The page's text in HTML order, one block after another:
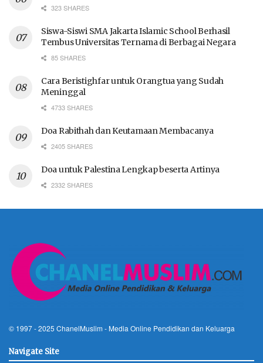
323 SHARES
Siswa-Siswi SMA Jakarta Islamic School Berhasil
Tembus Universitas Ternama di Berbagai Negara
85 SHARES
Cara Beristighfar untuk Orangtua yang Sudah
Meninggal
4733 SHARES
Doa Rabithah dan Keutamaan Membacanya
2405 SHARES
Doa untuk Palestina Lengkap beserta Artinya
2332 SHARES
© 1997 - 2025 ChanelMuslim - Media Online Pendidikan dan Keluarga
Navigate Site